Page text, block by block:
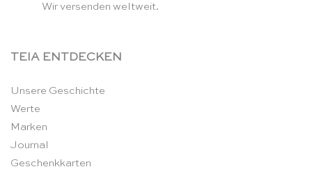
Wir versenden weltweit.
TEIA ENTDECKEN
Unsere Geschichte
Werte
Marken
Journal
Geschenkkarten